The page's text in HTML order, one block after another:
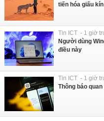
tiến hóa giấu
Tin ICT - 1 giờ
Người dùng
điều này
Tin ICT - 1 giờ
Thông báo